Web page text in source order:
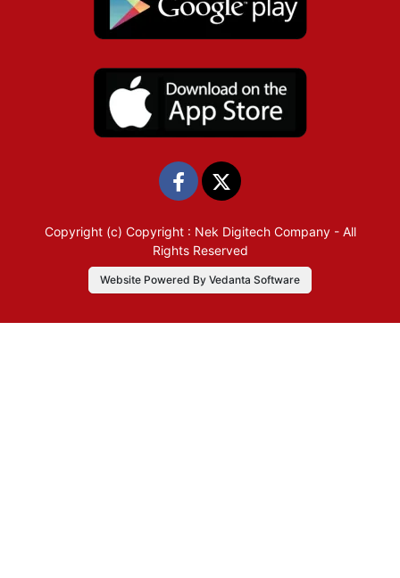
Copyright (c) Copyright : Nek Digitech Company- All
Rights Reserved
Website Powered By Vedanta Software